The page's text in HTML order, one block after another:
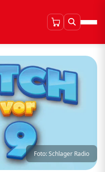
Foto: Schlager Radio